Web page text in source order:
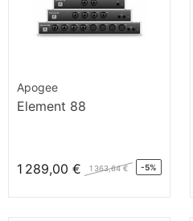
Apogee
Element 88
1 289,00 € 1 363,64 € -5%